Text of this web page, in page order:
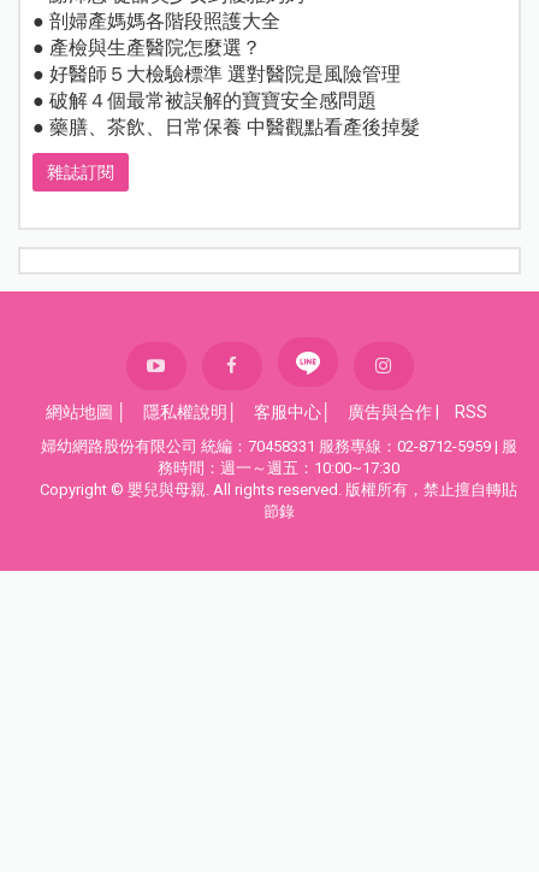
● 剖婦產媽媽各階段照護大全
● 產檢與生產醫院怎麼選？
● 好醫師５大檢驗標準 選對醫院是風險管理
● 破解４個最常被誤解的寶寶安全感問題
● 藥膳、茶飲、日常保養 中醫觀點看產後掉髮
雜誌訂閱
網站地圖 隱私權說明 客服中心 廣告與合作| RSS
婦幼網路股份有限公司 統編：70458331 服務專線：02-8712-5959 | 服
務時間：週一～週五：10:00~17:30
Copyright © 嬰兒與母親. All rights reserved. 版權所有，禁止擅自轉貼
節錄